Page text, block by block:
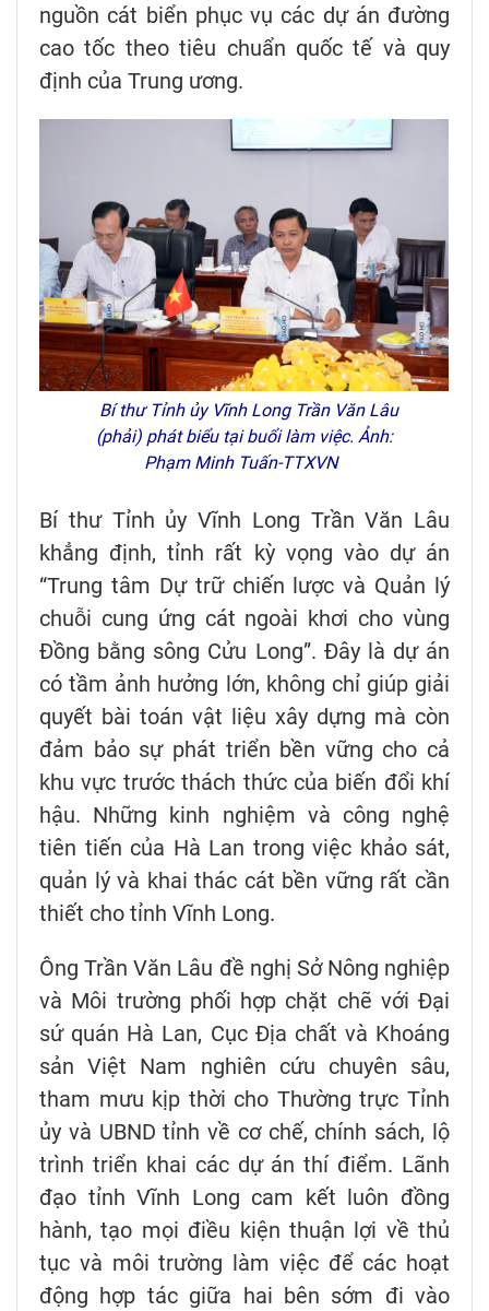
nguồn cát biển phục vụ các dự án đường
cao tốc theo tiêu chuẩn quốc tế và quy
định của Trung ương.
Bí thư Tỉnh ủy Vĩnh Long Trần Văn Lâu
(phải) phát biểu tại buổi làm việc. Ảnh:
Phạm Minh Tuấn-TTXVN
Bí thư Tỉnh ủy Vĩnh Long Trần Văn Lâu
khẳng định, tỉnh rất kỳ vọng vào dự án
“Trung tâm Dự trữ chiến lược và Quản lý
chuỗi cung ứng cát ngoài khơi cho vùng
Đồng bằng sông Cửu Long”. Đây là dự án
có tầm ảnh hưởng lớn, không chỉ giúp giải
quyết bài toán vật liệu xây dựng mà còn
đảm bảo sự phát triển bền vững cho cả
khu vực trước thách thức của biến đổi khí
hậu. Những kinh nghiệm và công nghệ
tiên tiến của Hà Lan trong việc khảo sát,
quản lý và khai thác cát bền vững rất cần
thiết cho tỉnh Vĩnh Long.
Ông Trần Văn Lâu đề nghị Sở Nông nghiệp
và Môi trường phối hợp chặt chẽ với Đại
sứ quán Hà Lan, Cục Địa chất và Khoáng
sản Việt Nam nghiên cứu chuyên sâu,
tham mưu kịp thời cho Thường trực Tỉnh
ủy và UBND tỉnh về cơ chế, chính sách, lộ
trình triển khai các dự án thí điểm. Lãnh
đạo tỉnh Vĩnh Long cam kết luôn đồng
hành, tạo mọi điều kiện thuận lợi về thủ
tục và môi trường làm việc để các hoạt
động hợp tác giữa hai bên sớm đi vào